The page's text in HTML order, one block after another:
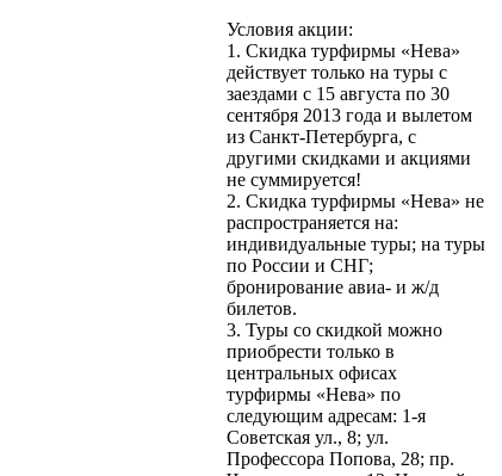
Условия акции:
1. Скидка турфирмы «Нева»
действует только на туры с
заездами с 15 августа по 30
сентября 2013 года и вылетом
из Санкт-Петербурга, с
другими скидками и акциями
не суммируется!
2. Скидка турфирмы «Нева» не
распространяется на:
индивидуальные туры; на туры
по России и СНГ;
бронирование авиа- и ж/д
билетов.
3. Туры со скидкой можно
приобрести только в
центральных офисах
турфирмы «Нева» по
следующим адресам: 1-я
Советская ул., 8; ул.
Профессора Попова, 28; пр.